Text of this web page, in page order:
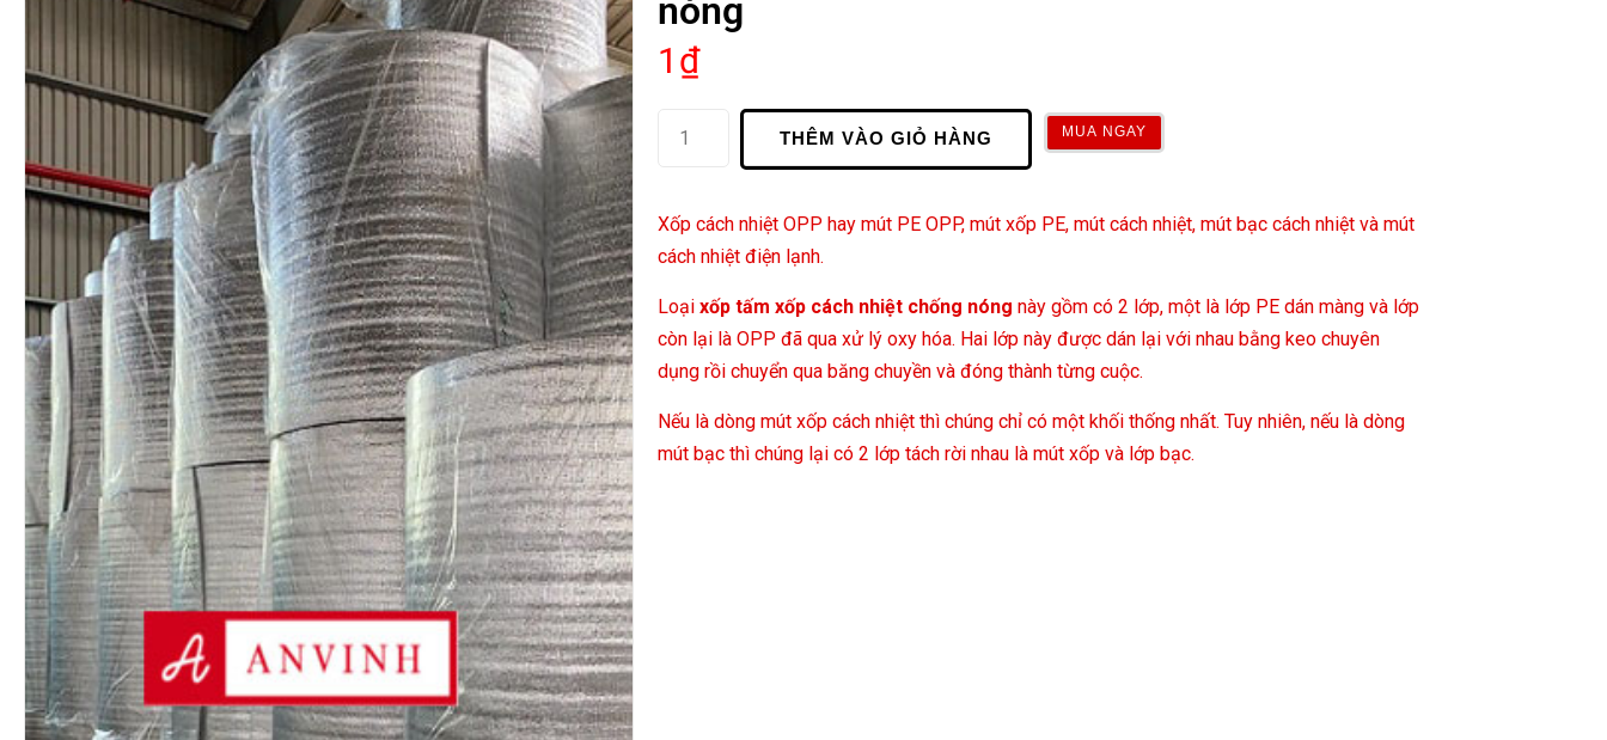
nóng
1 ₫
THÊM VÀO GIỎ HÀNG MUA NGAY
Xốp cách nhiệt OPP hay mút PE OPP, mút xốp PE, mút cách nhiệt, mút bạc cách nhiệt và mút
cách nhiệt điện lạnh.
Loại xốp tấm xốp cách nhiệt chống nóng này gồm có 2 lớp, một là lớp PE dán màng và lớp
còn lại là OPP đã qua xử lý oxy hóa. Hai lớp này được dán lại với nhau bằng keo chuyên
dụng rồi chuyển qua băng chuyền và đóng thành từng cuộc.
Nếu là dòng mút xốp cách nhiệt thì chúng chỉ có một khối thống nhất. Tuy nhiên, nếu là dòng
mút bạc thì chúng lại có 2 lớp tách rời nhau là mút xốp và lớp bạc.